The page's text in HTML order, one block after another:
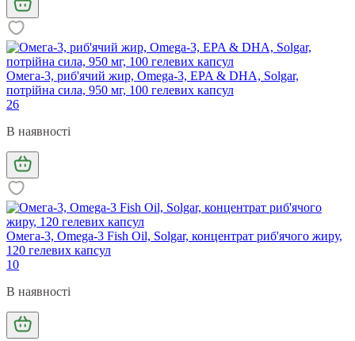
Омега-3, риб'ячий жир, Omega-3, EPA & DHA, Solgar,
потрійна сила, 950 мг, 100 гелевих капсул
26
В наявності
Омега-3, Omega-3 Fish Oil, Solgar, концентрат риб'ячого жиру,
120 гелевих капсул
10
В наявності